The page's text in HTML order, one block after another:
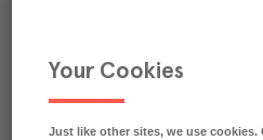
Varje kilo av varan påverkar
utsläppen av 0.1 kg koldioxid.
Your Cookies
Just like other sites, we use